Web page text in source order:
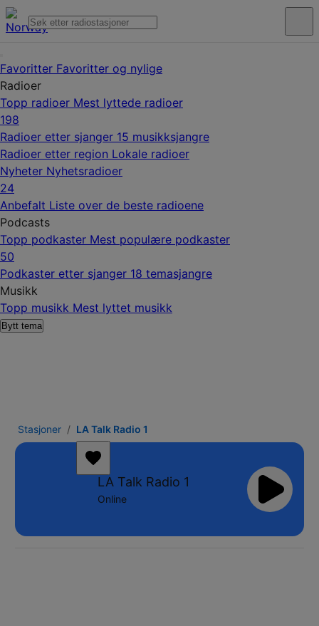
Favoritter Favoritter og nylige
Radioer
Topp radioer Mest lyttede radioer
198
Radioer etter sjanger 15 musikksjangre
Radioer etter region Lokale radioer
Nyheter Nyhetsradioer
24
Anbefalt Liste over de beste radioene
Podcasts
Topp podkaster Mest populære podkaster
50
Podkaster etter sjanger 18 temasjangre
Musikk
Topp musikk Mest lyttet musikk
Bytt tema
Stasjoner LA Talk Radio 1
LA Talk Radio 1
Online